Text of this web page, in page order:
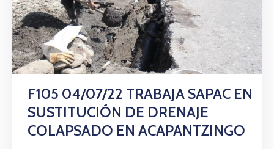
Licitaciones
Transparencia
Directorio
F105 04/07/22 TRABAJA SAPAC EN
SUSTITUCIÓN DE DRENAJE
COLAPSADO EN ACAPANTZINGO